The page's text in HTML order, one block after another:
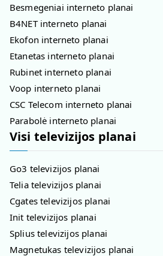
Besmegeniai interneto planai
B4NET interneto planai
Ekofon interneto planai
Etanetas interneto planai
Rubinet interneto planai
Voop interneto planai
CSC Telecom interneto planai
Parabolė interneto planai
Visi televizijos planai
Go3 televizijos planai
Telia televizijos planai
Cgates televizijos planai
Init televizijos planai
Splius televizijos planai
Magnetukas televizijos planai